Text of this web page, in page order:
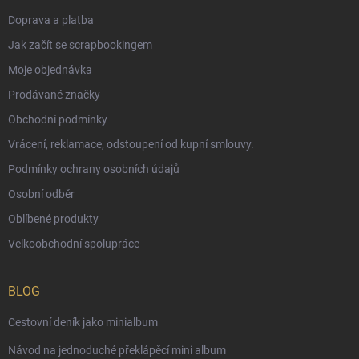
Doprava a platba
Jak začít se scrapbookingem
Moje objednávka
Prodávané značky
Obchodní podmínky
Vrácení, reklamace, odstoupení od kupní smlouvy.
Podmínky ochrany osobních údajů
Osobní odběr
Oblíbené produkty
Velkoobchodní spolupráce
BLOG
Cestovní deník jako minialbum
Návod na jednoduché překlápěcí mini album